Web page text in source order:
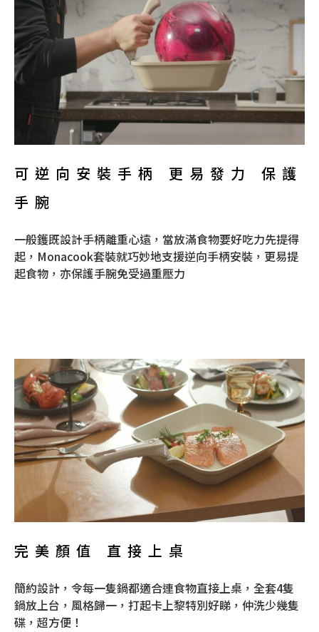
可逆向安裝手柄 更易發力 保護
手腕
一般鑊既設計手柄離重心遠，當放滿食物要好吃力先提得
起，Monacook套裝就巧妙地支援逆向手柄安裝，更易提
起食物，亦保護手腕免受過重壓力
完美顏值 直接上桌
簡約設計，令每一隻鍋都適合連食物直接上桌，全套4隻
鍋放上台，風格歸一，打起卡上黎特別好睇，仲洗少幾隻
碟，超方便！